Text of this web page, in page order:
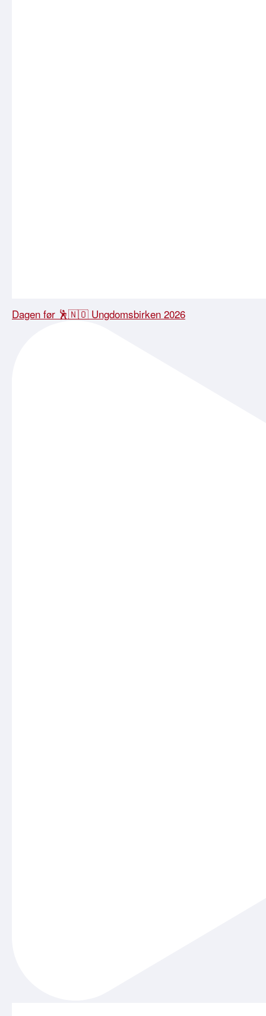
Dagen før 🕺🇳🇴 Ungdomsbirken 2026